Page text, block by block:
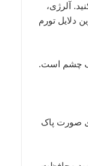
آلرژی،
دلایل تورم
چشم است.
صورت پاک